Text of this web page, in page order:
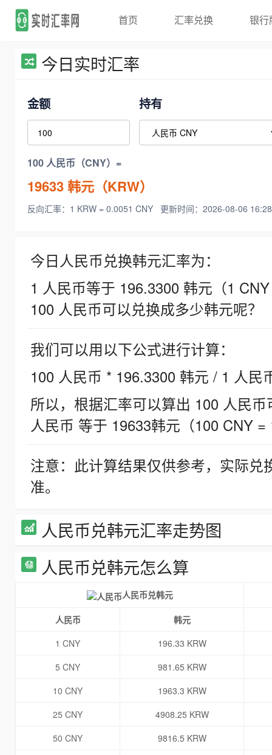
首页 汇率兑换 银行
今日实时汇率
金额 持有
100 人民币（CNY）=
19633韩元（KRW）
反向汇率：1 KRW = 0.0051 CNY 更新时间：2026-08-06
今日人民币兑换韩元汇率为：
1 人民币等于 196.3300 韩元（1
100 人民币可以兑换成多少韩元呢？
我们可以用以下公式进行计算：
100 人民币 * 196.3300 韩元 / 1 人民
所以，根据汇率可以算出 100 人民
人民币 等于 19633韩元（100 CNY =
注意：此计算结果仅供参考，实际
准。
人民币兑韩元汇率走势图
人民币兑韩元怎么算
人民币兑韩元
人民币
韩元
1 CNY
196.33 KRW
5 CNY
981.65 KRW
10 CNY
1963.3 KRW
25 CNY
4908.25 KRW
50 CNY
9816.5 KRW